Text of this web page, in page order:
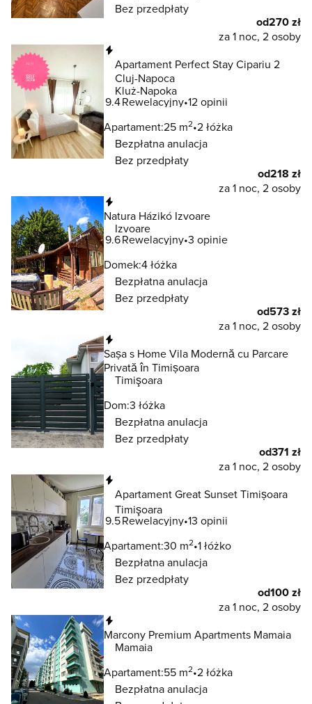
Bez przedpłaty
od270 zł
za 1 noc, 2 osoby
Apartament Perfect Stay Cipariu 2
Cluj-Napoca
Kluż-Napoka
9.4Rewelacyjny 12 opinii
Apartament:25 m2 2 łóżka
Bezpłatna anulacja
Bez przedpłaty
od218 zł
za 1 noc, 2 osoby
Natura Házikó Izvoare
Izvoare
9.6Rewelacyjny 3 opinie
Domek:4 łóżka
Bezpłatna anulacja
Bez przedpłaty
od573 zł
za 1 noc, 2 osoby
Sașa s Home Vila Modernă cu Parcare
Privată în Timișoara
Timişoara
Dom:3 łóżka
Bezpłatna anulacja
Bez przedpłaty
od371 zł
za 1 noc, 2 osoby
Apartament Great Sunset Timișoara
Timişoara
9.5Rewelacyjny 13 opinii
Apartament:30 m2 1 łóżko
Bezpłatna anulacja
Bez przedpłaty
od100 zł
za 1 noc, 2 osoby
Marcony Premium Apartments Mamaia
Mamaia
Apartament:55 m2 2 łóżka
Bezpłatna anulacja